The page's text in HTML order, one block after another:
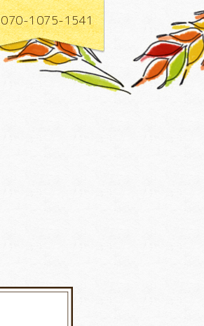
070-1075-1541